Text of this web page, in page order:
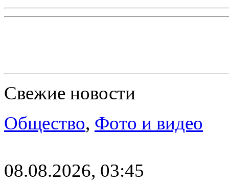
Свежие новости
Общество, Фото и видео
08.08.2026, 03:45